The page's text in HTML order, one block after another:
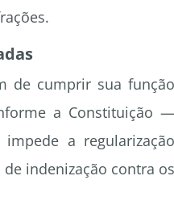
de cumprir sua função
a Constituição —
a regularização
indenização contra os